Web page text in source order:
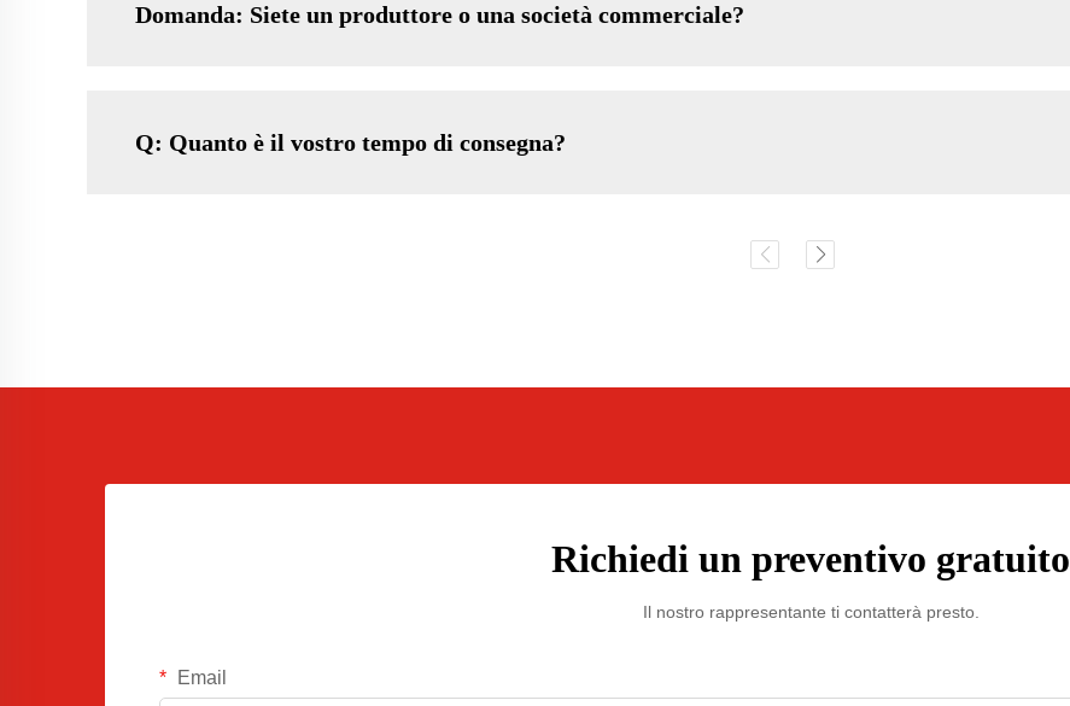
Domanda: Siete un produttore o una società commerciale?
Q: Quanto è il vostro tempo di consegna?
Richiedi un preventivo gratuito
Il nostro rappresentante ti contatterà presto.
Email